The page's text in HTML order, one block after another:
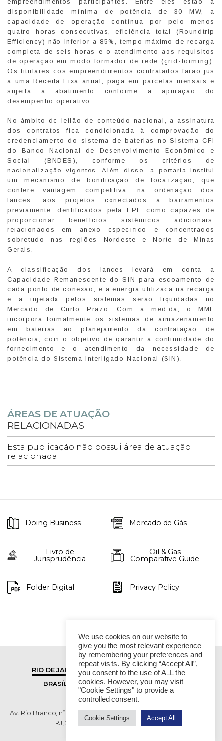
empreendimentos participantes. Entre eles estão a
disponibilidade mínima de potência de 30 MW, a
capacidade de operação contínua por pelo menos
quatro horas consecutivas, eficiência total (Roundtrip
Efficiency) não inferior a 85%, tempo máximo de recarga
completa de seis horas e o atendimento aos requisitos
de operação em modo formador de rede (grid-forming).
Os titulares dos empreendimentos contratados farão jus
a uma Receita Fixa anual, paga em parcelas mensais e
sujeita a abatimento conforme a apuração do
desempenho operativo.
No âmbito do leilão de conteúdo nacional, a assinatura
dos contratos fica condicionada à comprovação do
credenciamento do sistema de baterias no Sistema-CFI
do Banco Nacional de Desenvolvimento Econômico e
Social (BNDES), conforme os critérios de
nacionalização vigentes. Além disso, a portaria institui
um mecanismo de bonificação de localização, que
confere vantagem competitiva, na ordenação dos
lances, aos projetos conectados a barramentos
previamente identificados pela EPE como capazes de
proporcionar benefícios sistêmicos adicionais,
relacionados em anexo específico e concentrados
sobretudo nas regiões Nordeste e Norte de Minas
Gerais.
A classificação dos lances levará em conta a
Capacidade Remanescente do SIN para escoamento de
cada ponto de conexão, e a energia utilizada na recarga
e a injetada pelos sistemas serão liquidadas no
Mercado de Curto Prazo. Com a medida, o MME
incorpora formalmente os sistemas de armazenamento
em baterias ao planejamento da contratação de
potência, com o objetivo de garantir a continuidade do
fornecimento e o atendimento da necessidade de
potência do Sistema Interligado Nacional (SIN).
ÁREAS DE ATUAÇÃO
RELACIONADAS
Esta publicação não possui área de atuação
relacionada
Doing Business Mercado de Gás
Livro de
Jurisprudência
Oil & Gas
Comparative Guide
Folder Digital Privacy Policy
RIO DE JANEIRO
SÃO PAULO
BRASÍLIA
VITÓRIA
Av. Rio Branco, nº 01, 14º andar - Ed. RB1- Centro, Rio de Janeiro -
RJ, 20090-003 TEL (55 21) 2276 6200
We use cookies on our website to
give you the most relevant experience
by remembering your preferences and
repeat visits. By clicking “Accept All”,
you consent to the use of ALL the
cookies. However, you may visit
"Cookie Settings" to provide a
controlled consent.
Cookie Settings Accept All